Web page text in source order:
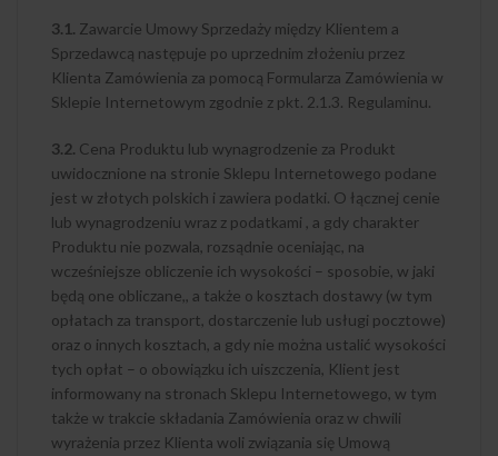
3.1. Zawarcie Umowy Sprzedaży między Klientem a
Sprzedawcą następuje po uprzednim złożeniu przez
Klienta Zamówienia za pomocą Formularza Zamówienia w
Sklepie Internetowym zgodnie z pkt. 2.1.3. Regulaminu.
3.2. Cena Produktu lub wynagrodzenie za Produkt
uwidocznione na stronie Sklepu Internetowego podane
jest w złotych polskich i zawiera podatki. O łącznej cenie
lub wynagrodzeniu wraz z podatkami , a gdy charakter
Produktu nie pozwala, rozsądnie oceniając, na
wcześniejsze obliczenie ich wysokości – sposobie, w jaki
będą one obliczane,, a także o kosztach dostawy (w tym
opłatach za transport, dostarczenie lub usługi pocztowe)
oraz o innych kosztach, a gdy nie można ustalić wysokości
tych opłat – o obowiązku ich uiszczenia, Klient jest
informowany na stronach Sklepu Internetowego, w tym
także w trakcie składania Zamówienia oraz w chwili
wyrażenia przez Klienta woli związania się Umową